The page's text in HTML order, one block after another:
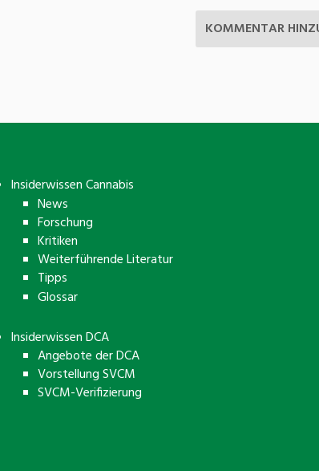
Insiderwissen Cannabis
News
Forschung
Kritiken
Weiterführende Literatur
Tipps
Glossar
Insiderwissen DCA
Angebote der DCA
Vorstellung SVCM
SVCM-Verifizierung